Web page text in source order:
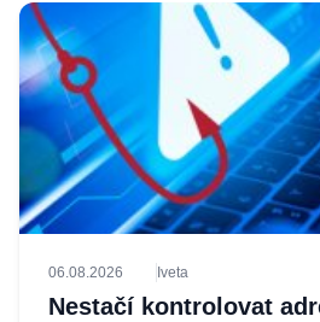
06.08.2026 Iveta
Nestačí kontrolovat